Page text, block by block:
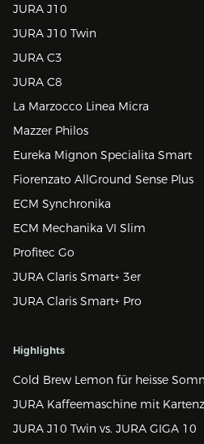
JURA J10
JURA J10 Twin
JURA C3
JURA C8
La Marzocco Linea Micra
Mazzer Philos
Eureka Mignon Specialita Smart
Fiorenzato AllGround Sense Plus
ECM Synchronika
ECM Mechanika VI Slim
Profitec Go
JURA Claris Smart+ 3er
JURA Claris Smart+ Pro
Highlights
Cold Brew Lemon für heisse
JURA Kaffeemaschine mit
JURA J10 Twin vs. JURA GIGA 10